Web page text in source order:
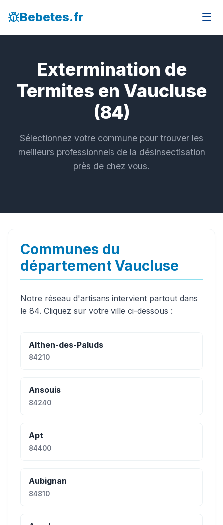
Bebetes.fr
Extermination de
Termites en Vaucluse
(84)
Sélectionnez votre commune pour trouver les
meilleurs professionnels de la désinsectisation
près de chez vous.
Communes du
département Vaucluse
Notre réseau d'artisans intervient partout dans
le 84. Cliquez sur votre ville ci-dessous :
Althen-des-Paluds
84210
Ansouis
84240
Apt
84400
Aubignan
84810